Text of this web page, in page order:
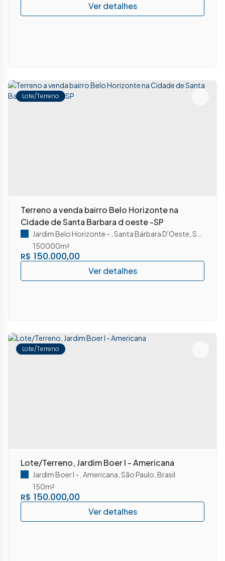
Lote/Terreno
Terreno a venda bairro Belo Horizonte na
Cidade de Santa Barbara d oeste -SP
R$ 150.000,00
Jardim Belo Horizonte Santa Bárbara D'Oeste São Paulo
150000m²
Lote/Terreno
Lote/Terreno, Jardim Boer I - Americana
R$ 150.000,00
Jardim Boer I Americana São Paulo Brasil
150m²